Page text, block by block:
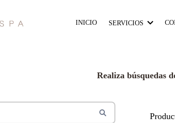
INICIO SERVICIOS
Realiza búsquedas